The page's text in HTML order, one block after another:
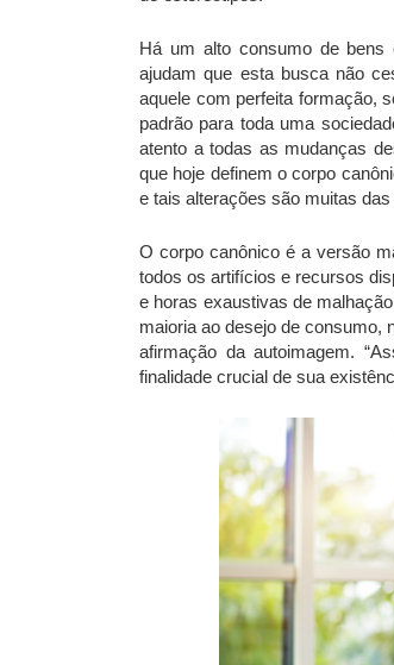
Há um alto consumo de bens
ajudam que esta busca não
aquele com perfeita formação,
padrão para toda uma
atento a todas as mudanças
que hoje definem o corpo
e tais alterações são muitas
O corpo canônico é a versão
todos os artifícios e recursos
e horas exaustivas de
maioria ao desejo de consumo,
afirmação da autoimagem.
finalidade crucial de sua